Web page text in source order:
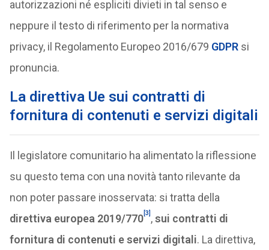
autorizzazioni né espliciti divieti in tal senso e
neppure il testo di riferimento per la normativa
privacy, il Regolamento Europeo 2016/679 GDPR si
pronuncia.
La direttiva Ue sui contratti di
fornitura di contenuti e servizi digitali
Il legislatore comunitario ha alimentato la riflessione
su questo tema con una novità tanto rilevante da
non poter passare inosservata: si tratta della
direttiva europea 2019/770[3] ,sui contratti di
fornitura di contenuti e servizi digitali. La direttiva,